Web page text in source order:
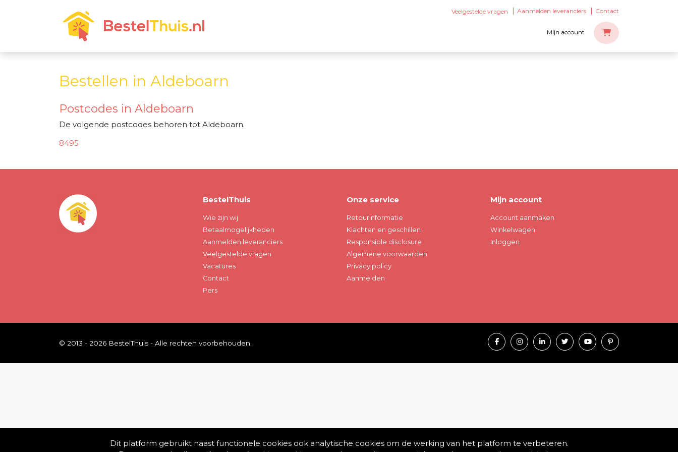
Veelgestelde vragen Aanmelden leveranciers Contact
Mijn account
Bestellen in Aldeboarn
Postcodes in Aldeboarn
De volgende postcodes behoren tot Aldeboarn.
8495
BestelThuis
Wie zijn wij
Betaalmogelijkheden
Aanmelden leveranciers
Veelgestelde vragen
Vacatures
Contact
Pers
Onze service
Retourinformatie
Klachten en geschillen
Responsible disclosure
Algemene voorwaarden
Privacy policy
Aanmelden
Mijn account
Account aanmaken
Winkelwagen
Inloggen
© 2013 - 2026 BestelThuis - Alle rechten voorbehouden.
Dit platform gebruikt naast functionele cookies ook analytische cookies om de werking van het platform te verbeteren.